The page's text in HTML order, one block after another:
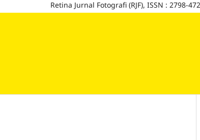
Retina Jurnal Fotografi (RJF), ISSN : 2798-4729